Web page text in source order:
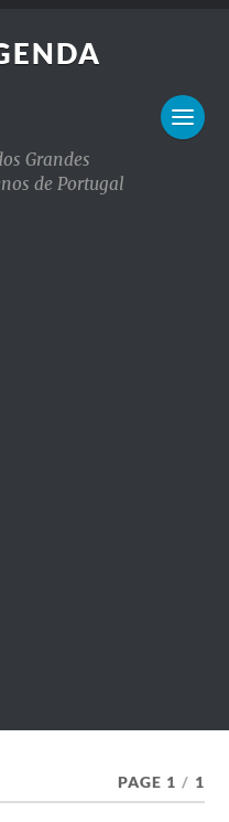
Grandes
de Portugal
PAGE 1 / 1